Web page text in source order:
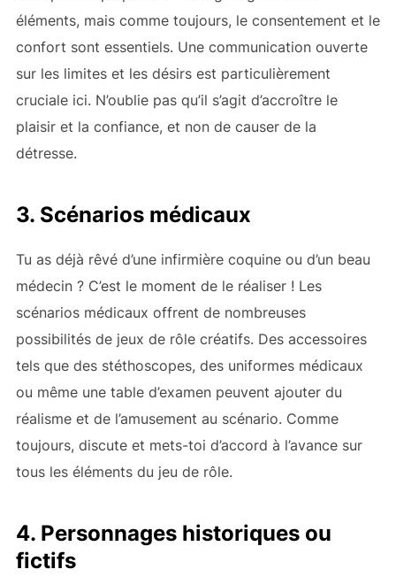
éléments, mais comme toujours, le consentement et le
confort sont essentiels. Une communication ouverte
sur les limites et les désirs est particulièrement
cruciale ici. N’oublie pas qu’il s’agit d’accroître le
plaisir et la confiance, et non de causer de la
détresse.
3. Scénarios médicaux
Tu as déjà rêvé d’une infirmière coquine ou d’un beau
médecin ? C’est le moment de le réaliser ! Les
scénarios médicaux offrent de nombreuses
possibilités de jeux de rôle créatifs. Des accessoires
tels que des stéthoscopes, des uniformes médicaux
ou même une table d’examen peuvent ajouter du
réalisme et de l’amusement au scénario. Comme
toujours, discute et mets-toi d’accord à l’avance sur
tous les éléments du jeu de rôle.
4. Personnages historiques ou
fictifs